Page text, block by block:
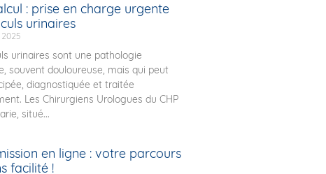
: prise en charge urgente
urinaires
urinaires sont une pathologie
souvent douloureuse, mais qui peut
diagnostiquée et traitée
Les Chirurgiens Urologues du CHP
situé...
en ligne : votre parcours
facilité !